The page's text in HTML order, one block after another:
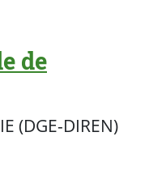
de
(DGE-DIREN)